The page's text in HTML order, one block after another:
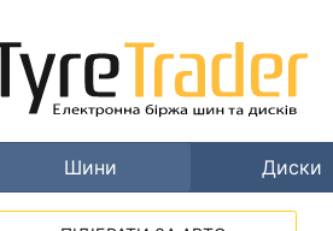
Шини Диски